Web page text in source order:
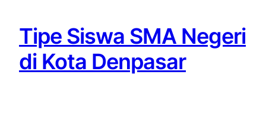
Tipe Siswa SMA Negeri
di Kota Denpasar